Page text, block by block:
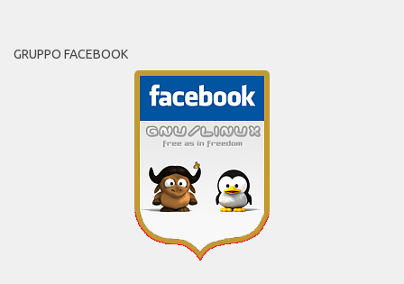
GRUPPO FACEBOOK